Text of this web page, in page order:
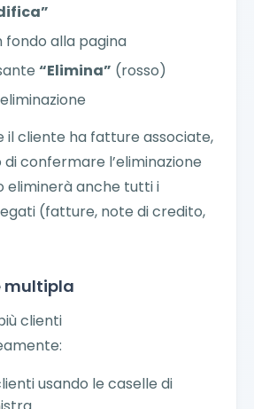
fondo alla pagina
“Elimina” (rosso)
il cliente ha fatture associate,
confermare l’eliminazione
eliminerà anche tutti i
(fatture, note di credito,
multipla
clienti
usando le caselle di